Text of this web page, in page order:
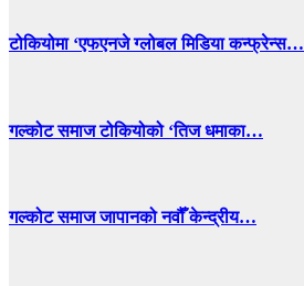
टोकियोमा ‘एफएनजे ग्लोबल मिडिया कन्फ्रेन्स…
गल्कोट समाज टोकियोको ‘तिज धमाका…
गल्कोट समाज जापानको नवौँ केन्द्रीय…